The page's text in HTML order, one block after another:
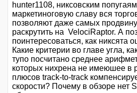
hunter1108, никсовским
маркетиноговую славу вся
позволяют даже самых
раскрутить на VelociRaptor. А
поинтересоваться, как никсята
Какие критерии во главе угла,
тупо посчитано среднее
которых нихрена не имеюшее в
плюсов track-to-track
скорости? Почему в обзоре нет